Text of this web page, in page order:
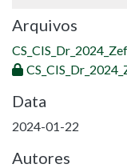
Arquivos
Data
2024-01-22
Autores